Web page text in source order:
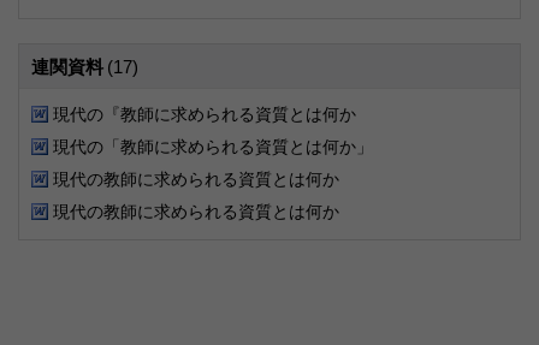
連関資料 (17)
現代の『教師に求められる資質とは何か
現代の「教師に求められる資質とは何か」
現代の教師に求められる資質とは何か
現代の教師に求められる資質とは何か